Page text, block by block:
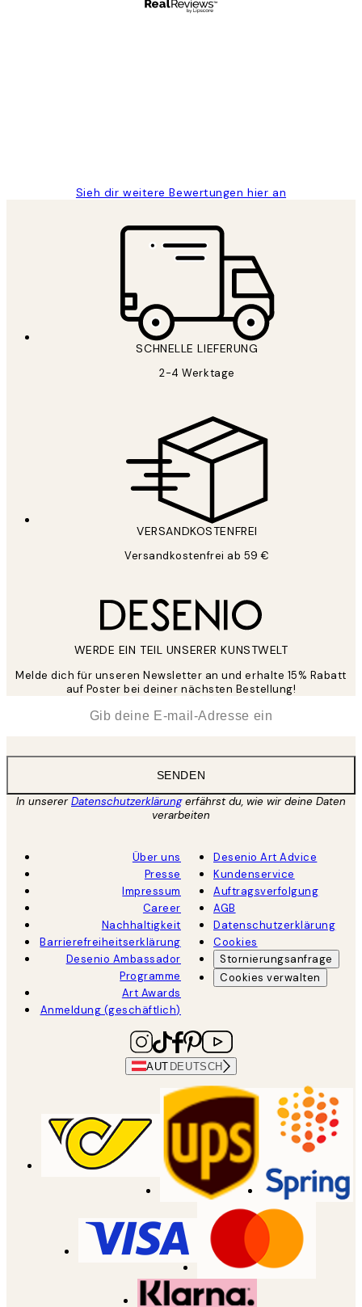
Sieh dir weitere Bewertungen hier an
SCHNELLE LIEFERUNG
2-4 Werktage
VERSANDKOSTENFREI
Versandkostenfrei ab 59 €
WERDE EIN TEIL UNSERER KUNSTWELT
Melde dich für unseren Newsletter an und erhalte 15% Rabatt
auf Poster bei deiner nächsten Bestellung!
SENDEN
In unsererDatenschutzerklärungerfährst du, wie wir deine Daten
verarbeiten
Über uns
Presse
Impressum
Career
Nachhaltigkeit
Barrierefreiheitserklärung
Desenio Ambassador
Programme
Art Awards
Anmeldung (geschäftlich)
Desenio Art Advice
Kundenservice
Auftragsverfolgung
AGB
Datenschutzerklärung
Cookies
Stornierungsanfrage
Cookies verwalten
AUT DEUTSCH